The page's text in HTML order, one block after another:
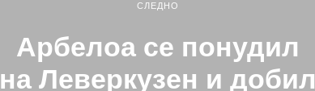
СЛЕДНО
Арбелоа се понудил
на Леверкузен и добил